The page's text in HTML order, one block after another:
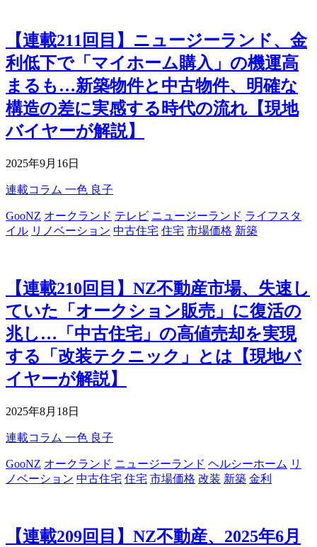
【連載211回目】ニュージーランド、金
利低下で「マイホーム購入」の機運高
まるも…新築物件と中古物件、明確な
構造の差に実感する時代の流れ【現地
バイヤーが解説】
2025年9月16日
連載コラム 一色 良子
GooNZ オークランド テレビ ニュージーランド ライフスタ
イル リノベーション 中古住宅 住宅 市場価格 新築
【連載210回目】NZ不動産市場、失速し
ていた「オークション販売」に復活の
兆し…「中古住宅」の高値売却を実現
する「改装テクニック」とは【現地バ
イヤーが解説】
2025年8月18日
連載コラム 一色 良子
GooNZ オークランド ニュージーランド ヘルシーホーム リ
ノベーション 中古住宅 住宅 市場価格 改装 新築 金利
【連載209回目】NZ不動産、2025年6月